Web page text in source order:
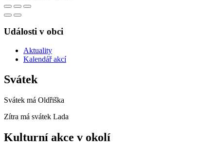
Události v obci
Aktuality
Kalendář akcí
Svátek
Svátek má Oldřiška
Zítra má svátek Lada
Kulturní akce v okolí